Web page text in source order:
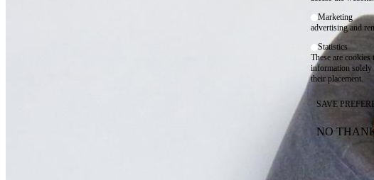
Marketing
advertising and
Statistics
These are
information solely
their placement.
SAVE
NO